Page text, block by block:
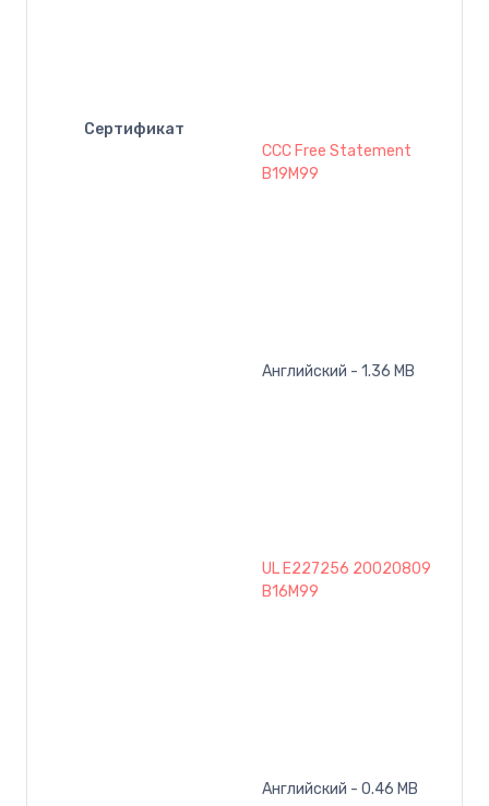
Сертификат
CCC Free Statement
B19M99
Английский - 1.36 MB
UL E227256 20020809
B16M99
Английский - 0.46 MB